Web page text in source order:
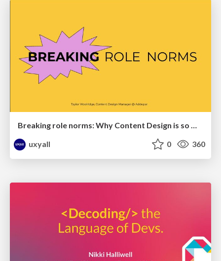
Breaking role norms: Why Content Design is so much more than writing copy - Taylor Woolridge
uxyall
0 360